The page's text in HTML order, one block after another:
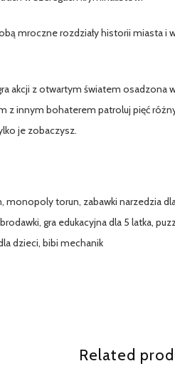
mroczne rozdziały historii miasta
akcji z otwartym światem
z innym bohaterem patroluj pięć
je zobaczysz.
monopoly torun, zabawki narzedzia
gra edukacyjna dla 5 latka,
dzieci, bibi mechanik
Related